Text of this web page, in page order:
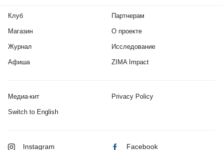
Клуб
Магазин
Журнал
Афиша
Партнерам
О проекте
Исследование
ZIMA Impact
Медиа-кит Privacy Policy
Switch to English
Instagram Facebook